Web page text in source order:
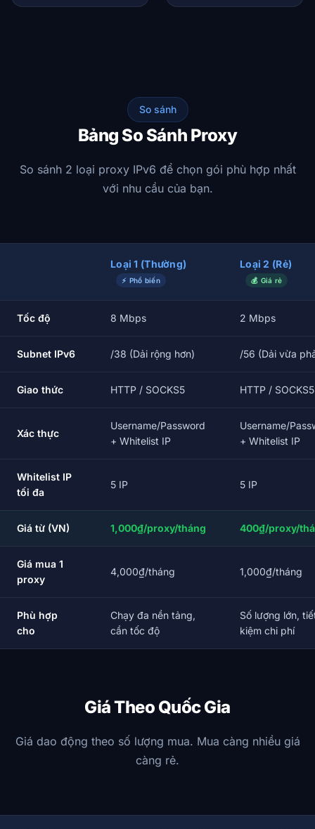
So sánh
Bảng So Sánh Proxy
So sánh 2 loại proxy IPv6 để chọn gói phù hợp nhất
với nhu cầu của bạn.
Loại 1 (Thường)
⚡ Phổ biến
Loại 2 (Rẻ)
💰 Giá rẻ
Tốc độ 8 Mbps 2 Mbps
Subnet IPv6 /38 (Dải rộng hơn) /56 (Dải vừa
Giao thức HTTP / SOCKS5 HTTP / SOCKS5
Xác thực
Username/Password
+ Whitelist IP
Username/
+ Whitelist IP
Whitelist IP
tối đa
5 IP 5 IP
Giá từ (VN) 1,000₫/proxy/tháng 400₫/proxy/
Giá mua 1
proxy
4,000₫/tháng 1,000₫/tháng
Phù hợp
cho
Chạy đa nền tảng,
cần tốc độ
Số lượng lớn,
kiệm chi phí
Giá Theo Quốc Gia
Giá dao động theo số lượng mua. Mua càng nhiều giá
càng rẻ.